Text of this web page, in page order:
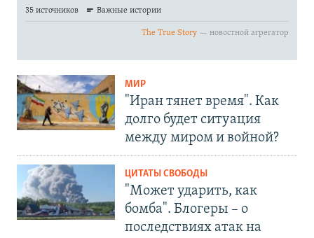
МИР
"Иран тянет время". Как
долго будет ситуация
между миром и войной?
ЦИТАТЫ СВОБОДЫ
"Может ударить, как
бомба". Блогеры – о
последствиях атак на